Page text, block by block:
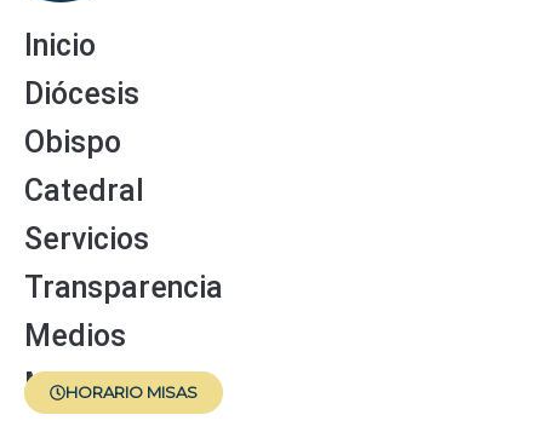
HORARIO MISAS
Inicio
Diócesis
Obispo
Catedral
Servicios
Transparencia
Medios
Menores